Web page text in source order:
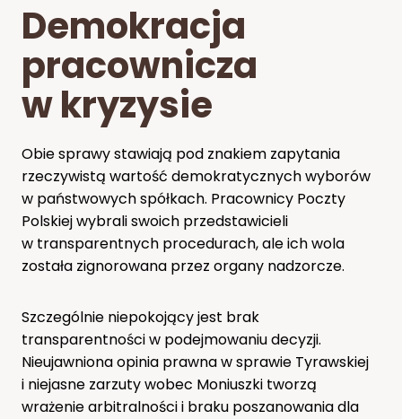
Demokracja
pracownicza
w kryzysie
Obie sprawy stawiają pod znakiem zapytania
rzeczywistą wartość demokratycznych wyborów
w państwowych spółkach. Pracownicy Poczty
Polskiej wybrali swoich przedstawicieli
w transparentnych procedurach, ale ich wola
została zignorowana przez organy nadzorcze.
Szczególnie niepokojący jest brak
transparentności w podejmowaniu decyzji.
Nieujawniona opinia prawna w sprawie Tyrawskiej
i niejasne zarzuty wobec Moniuszki tworzą
wrażenie arbitralności i braku poszanowania dla